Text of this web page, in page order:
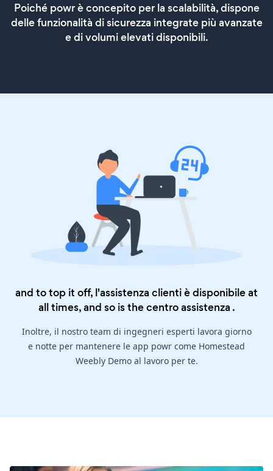
Poiché powr è concepito per la scalabilità, dispone
delle funzionalità di sicurezza integrate più avanzate
e di volumi elevati disponibili.
and to top it off, l'assistenza clienti è disponibile at
all times, and so is thecentro assistenza .
Inoltre, il nostro team di ingegneri esperti lavora giorno
e notte per mantenere le app powr come Homestead
Weebly Demo al lavoro per te.